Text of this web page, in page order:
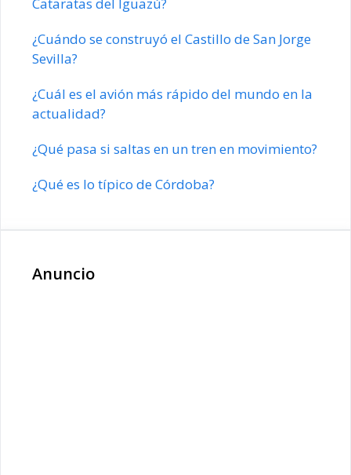
Cataratas del Iguazú?
¿Cuándo se construyó el Castillo de San Jorge
Sevilla?
¿Cuál es el avión más rápido del mundo en la
actualidad?
¿Qué pasa si saltas en un tren en movimiento?
¿Qué es lo típico de Córdoba?
Anuncio